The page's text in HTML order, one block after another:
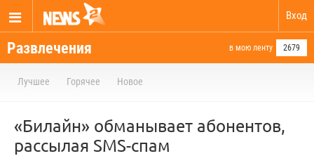
Вход
Развлечения в мою ленту 2679
Лучшее Горячее Новое
«Билайн» обманывает абонентов,
рассылая SMS-спам